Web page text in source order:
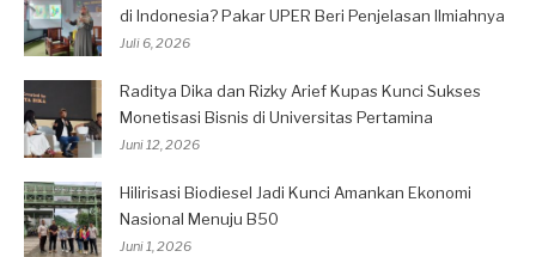
di Indonesia? Pakar UPER Beri Penjelasan Ilmiahnya
Juli 6, 2026
Raditya Dika dan Rizky Arief Kupas Kunci Sukses
Monetisasi Bisnis di Universitas Pertamina
Juni 12, 2026
Hilirisasi Biodiesel Jadi Kunci Amankan Ekonomi
Nasional Menuju B50
Juni 1, 2026